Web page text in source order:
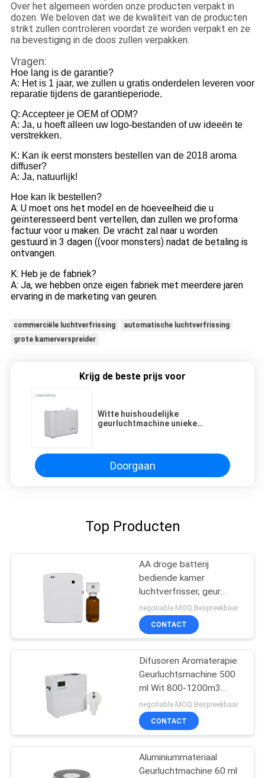
Over het algemeen worden onze producten verpakt in
dozen. We beloven dat we de kwaliteit van de producten
strikt zullen controleren voordat ze worden verpakt en ze
na bevestiging in de doos zullen verpakken.
Vragen:
Hoe lang is de garantie?
A: Het is 1 jaar, we zullen u gratis onderdelen leveren voor
reparatie tijdens de garantieperiode.
Q: Accepteer je OEM of ODM?
A: Ja, u hoeft alleen uw logo-bestanden of uw ideeën te
verstrekken.
K: Kan ik eerst monsters bestellen van de 2018 aroma
diffuser?
A: Ja, natuurlijk!
Hoe kan ik bestellen?
A: U moet ons het model en de hoeveelheid die u
geïnteresseerd bent vertellen, dan zullen we proforma
factuur voor u maken. De vracht zal naar u worden
gestuurd in 3 dagen ((voor monsters) nadat de betaling is
ontvangen.
K: Heb je de fabriek?
A: Ja, we hebben onze eigen fabriek met meerdere jaren
ervaring in de marketing van geuren.
commerciële luchtverfrissing
automatische luchtverfrissing
grote kamerverspreider
Krijg de beste prijs voor
Witte huishoudelijke
geurluchtmachine unieke
Doorgaan
Top Producten
AA droge batterij
bediende kamer
luchtverfrisser, geur
diffuser machine voor
toilet
negotiable MOQ:Bespreekbaar
CONTACT
Difusoren Aromaterapie
Geurluchtsmachine 500
ml Wit 800-1200m3
Geurbedekking
negotiable MOQ:Bespreekbaar
CONTACT
Aluminiummateriaal
Geurluchtmachine 60 ml